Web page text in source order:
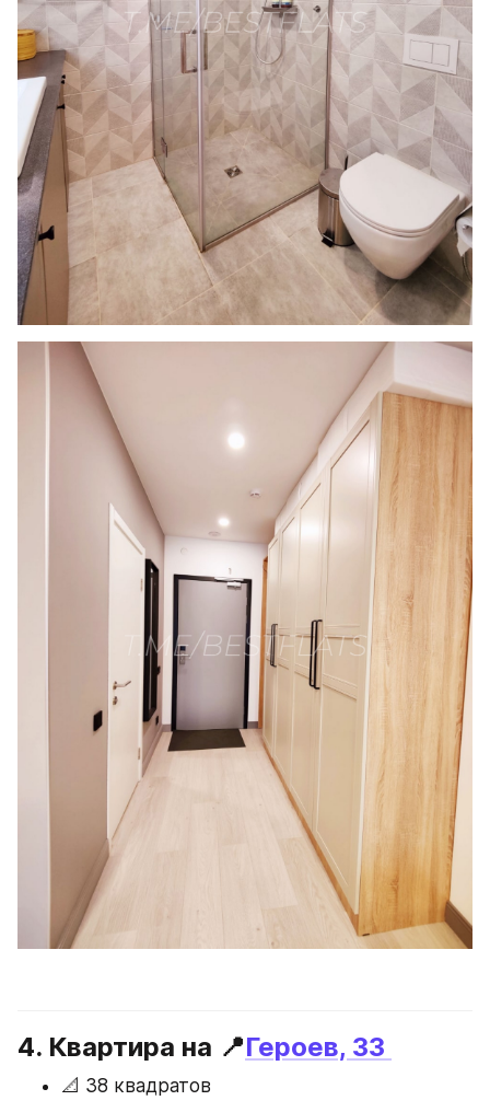
4. Квартира на 📍Героев, 33
📐 38 квадратов